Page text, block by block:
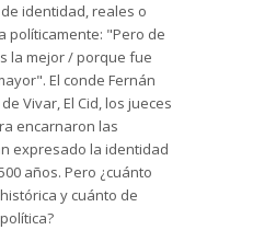
identidad, reales o
políticamente: "Pero de
la mejor / porque fue
El conde Fernán
Vivar, El Cid, los jueces
encarnaron las
expresado la identidad
años. Pero ¿cuánto
y cuánto de